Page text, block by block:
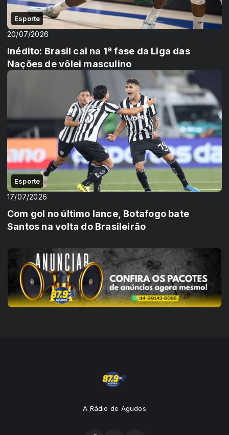
Esporte
20/07/2026
Inédito: Brasil cai na 1ª fase da Liga das
Nações de vôlei masculino
Esporte
17/07/2026
Com gol no último lance, Botafogo bate
Santos na volta do Brasileirão
A Rádio de Agudos